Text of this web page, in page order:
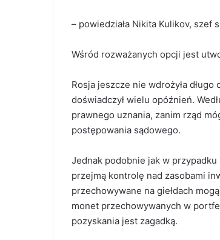
– powiedziała Nikita Kulikov,
Wśród rozważanych opcji jest
Rosja jeszcze nie wdrożyła
doświadczył wielu opóźnień.
prawnego uznania, zanim rząd
postępowania sądowego.
Jednak podobnie jak w
przejmą kontrolę nad zasobami
przechowywane na giełdach
monet przechowywanych w
pozyskania jest zagadką.